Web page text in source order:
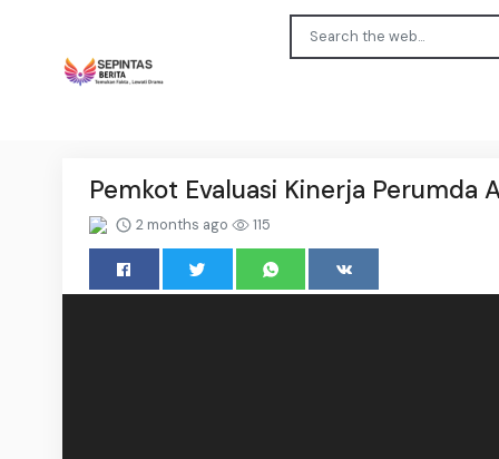
Pemkot Evaluasi Kinerja Perumda
2 months ago 115